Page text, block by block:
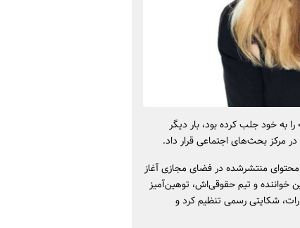
به خود جلب کرده بود، بار دیگر
مرکز بحث‌های اجتماعی قرار داد.
محتوای منتشرشده در فضای مجازی آغاز
خواننده و تیم حقوقی‌اش، توهین‌آمیز
شکایتی رسمی تنظیم کرد و